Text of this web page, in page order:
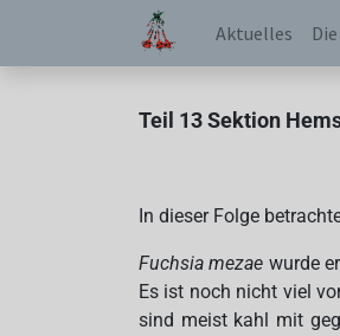
Aktuelles
Teil 13 Sektion
In dieser Folge
Fuchsia mezae wurde
Es ist noch nicht viel
sind meist kahl mit